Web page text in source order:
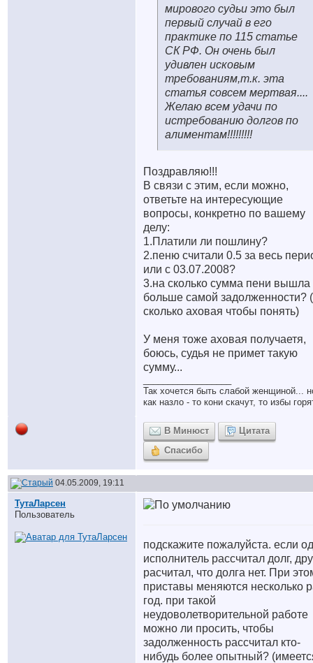
мирового судьи это был
первый случай в его
практике по 115 статье
СК РФ. Он очень был
удивлен исковым
требованиям,т.к. эта
статья совсем мертвая....
Желаю всем удачи по
истребованию долгов по
алиментам!!!!!!!!!
Поздравляю!!!
В связи с этим, если можно,
ответьте на интересующие
вопросы, конкретно по вашему
делу:
1.Платили ли пошлину?
2.пеню считали 0.5 за весь
или с 03.07.2008?
3.на сколько сумма пени вышла
больше самой задолженности?
сколько аховая чтобы понять)
У меня тоже аховая получаетя,
боюсь, судья не примет такую
сумму...
Так хочется быть слабой женщиной...
как назло - то кони скачут, то избы
В Минюст
Цитата
Спасибо
04.05.2009, 19:11
ТутаЛарсен
Пользователь
подскажите пожалуйста. если
исполнитель рассчитал долг,
расчитал, что долга нет. При
приставы меняются несколько
год. при такой
неудоволетворительной работе
можно ли просить, чтобы
задолженность рассчитал кто-
нибудь более опытный?